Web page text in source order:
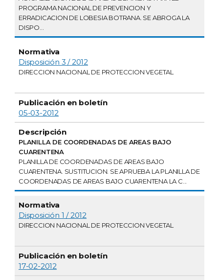
PROGRAMA NACIONAL DE PREVENCION Y
ERRADICACION DE LOBESIA BOTRANA. SE ABROGA LA
DISPO...
Disposición 3 / 2012
DIRECCION NACIONAL DE PROTECCION VEGETAL
05-03-2012
PLANILLA DE COORDENADAS DE AREAS BAJO
CUARENTENA
PLANILLA DE COORDENADAS DE AREAS BAJO
CUARENTENA. SUSTITUCION. SE APRUEBA LA PLANILLA DE
COORDENADAS DE AREAS BAJO CUARENTENA LA C...
Disposición 1 / 2012
DIRECCION NACIONAL DE PROTECCION VEGETAL
17-02-2012